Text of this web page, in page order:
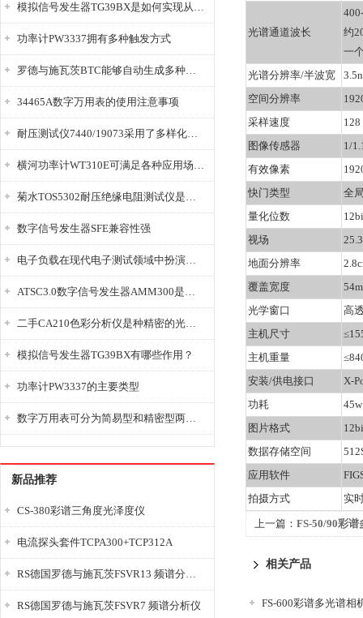
模拟信号发生器TG39BX是如何实现从直流到交流的波形转换?
功率计PW3337拥有多种触发方式
罗德与施瓦茨BTC能够自动生成多种音视频信号
34465A数字万用表的使用注意事项
耐压测试仪7440/19073采用了多样化的功能设计
横河功率计WT310E可满足各种应用场景的需求
菊水TOS5302耐压绝缘电阻测试仪是种重要的电气安全检测设备
数字信号发生器SFE兼容性强
电子负载在现代电子测试领域中扮演着重要的角色
ATSC3.0数字信号发生器AMM300是能够产生各种数字信号的电子设备
二手CA210色彩分析仪是种精密的光学测量仪器
模拟信号发生器TG39BX有哪些作用？
功率计PW3337的主要类型
数字万用表可分为简易型和精密型两大类
新品推荐
CS-380彩谱三角度光泽度仪
电流探头套件TCPA300+TCP312A
RS德国罗德与施瓦茨FSVR13 频谱分析仪
RS德国罗德与施瓦茨FSVR7 频谱分析仪
光谱通道波长
约
一
光谱分辨率/半波宽
空间分辨率
采样速度
图像传感器
1/
有效像素
快门类型
全
量化位数
视场
地面分辨率
覆盖宽度
光学窗口
高
主机尺寸
主机重量
安装/供电接口
X-
功耗
45w
图片格式
数据存储空间
应用软件
拍摄方式
实
上一篇： FS-50/90彩谱
相关产品
FS-600彩谱多光谱相